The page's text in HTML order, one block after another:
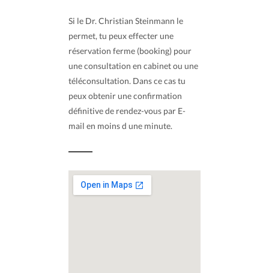
Si le Dr. Christian Steinmann le
permet, tu peux effecter une
réservation ferme (booking) pour
une consultation en cabinet ou une
téléconsultation. Dans ce cas tu
peux obtenir une confirmation
définitive de rendez-vous par E-
mail en moins d une minute.